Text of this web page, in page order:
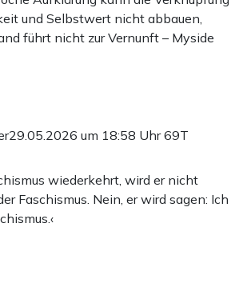
und Selbstwert nicht abbauen,
führt nicht zur Vernunft – Myside
29.05.2026 um 18:58 Uhr69T
wiederkehrt, wird er nicht
Faschismus. Nein, er wird sagen: Ich